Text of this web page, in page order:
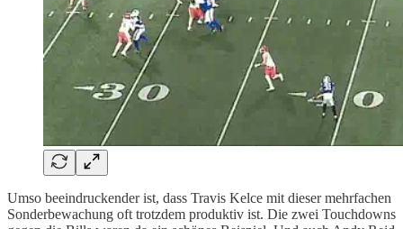
Umso beeindruckender ist, dass Travis Kelce mit dieser mehrfachen
Sonderbewachung oft trotzdem produktiv ist. Die zwei Touchdowns